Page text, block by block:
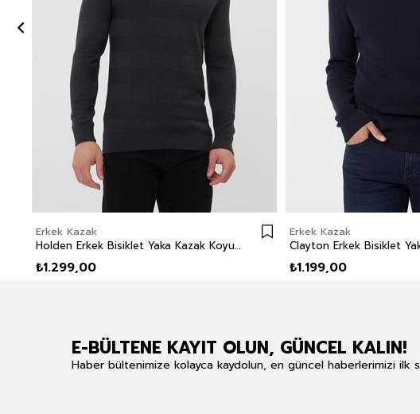
Erkek Kazak
Holden Erkek Bisiklet Yaka Kazak Koyu Gri
₺1.299,00
Erkek Kazak
₺1.199,00
E-BÜLTENE KAYIT OLUN, GÜNCEL KALIN!
Haber bültenimize kolayca kaydolun, en güncel haberlerimizi ilk